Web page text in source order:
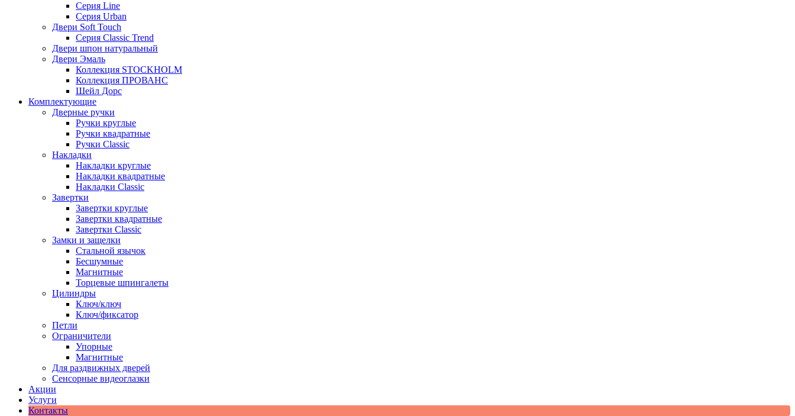
Серия Line
Серия Urban
Двери Soft Touch
Серия Classic Trend
Двери шпон натуральный
Двери Эмаль
Коллекция STOCKHOLM
Коллекция ПРОВАНС
Шейл Дорс
Комплектующие
Дверные ручки
Ручки круглые
Ручки квадратные
Ручки Classic
Накладки
Накладки круглые
Накладки квадратные
Накладки Classic
Завертки
Завертки круглые
Завертки квадратные
Завертки Classic
Замки и защелки
Стальной язычок
Бесшумные
Магнитные
Торцевые шпингалеты
Цилиндры
Ключ/ключ
Ключ/фиксатор
Петли
Ограничители
Упорные
Магнитные
Для раздвижных дверей
Сенсорные видеоглазки
Акции
Услуги
Контакты